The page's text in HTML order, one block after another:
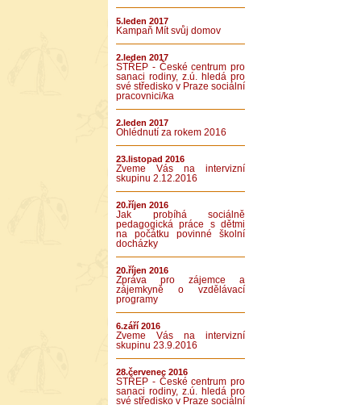
5.leden 2017
Kampaň Mít svůj domov
2.leden 2017
STŘEP - České centrum pro
sanaci rodiny, z.ú. hledá pro
své středisko v Praze sociální
pracovnici/ka
2.leden 2017
Ohlédnutí za rokem 2016
23.listopad 2016
Zveme Vás na intervizní
skupinu 2.12.2016
20.říjen 2016
Jak probíhá sociálně
pedagogická práce s dětmi
na počátku povinné školní
docházky
20.říjen 2016
Zpráva pro zájemce a
zájemkyně o vzdělávací
programy
6.září 2016
Zveme Vás na intervizní
skupinu 23.9.2016
28.červenec 2016
STŘEP - České centrum pro
sanaci rodiny, z.ú. hledá pro
své středisko v Praze sociální